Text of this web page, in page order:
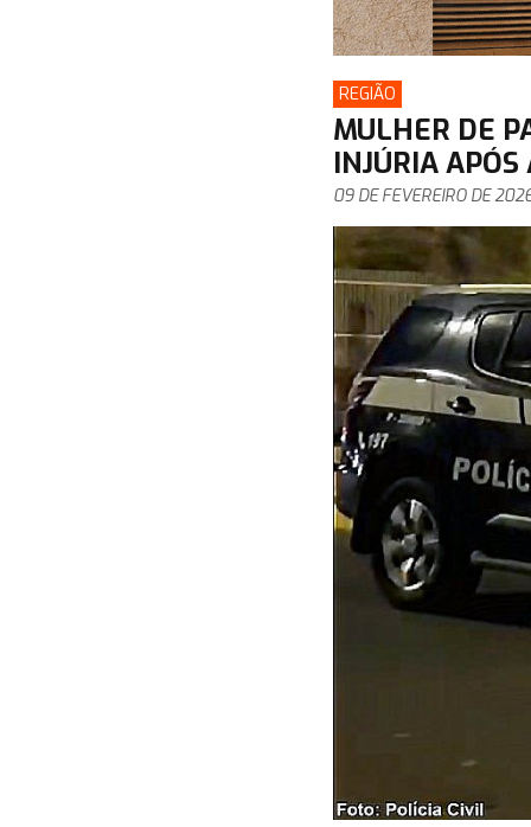
REGIÃO
MULHER DE
INJÚRIA APÓS
09 DE FEVEREIRO DE